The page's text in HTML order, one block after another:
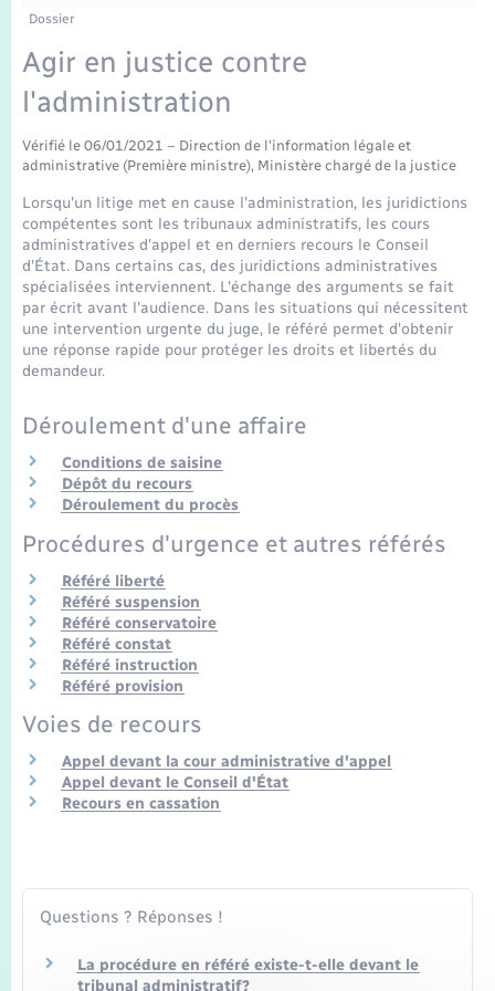
Etat-civil - Papiers - Citoyenneté
Mariage – PACS
Parrainage civil
Recensement
Loisirs
Nouvel habitant
Numérique
Organisation d’événement
Sécurité - Prévention
Seniors
Transports scolaires
Voirie et espace public
Travaux - Autorisation d’occupation de l’espace
Compétences
Plan interactif
Présentation de la commune
Publications
La Communauté de communes
Dossier
Agir en justice contre
l'administration
Vérifié le 06/01/2021 – Direction de l'information légale et
administrative (Première ministre), Ministère chargé de la justice
Lorsqu'un litige met en cause l'administration, les juridictions
compétentes sont les tribunaux administratifs, les cours
administratives d'appel et en derniers recours le Conseil
d'État. Dans certains cas, des juridictions administratives
spécialisées interviennent. L'échange des arguments se fait
par écrit avant l'audience. Dans les situations qui nécessitent
une intervention urgente du juge, le référé permet d'obtenir
une réponse rapide pour protéger les droits et libertés du
demandeur.
Déroulement d'une affaire
Conditions de saisine
Dépôt du recours
Déroulement du procès
Procédures d'urgence et autres référés
Référé liberté
Référé suspension
Référé conservatoire
Référé constat
Référé instruction
Référé provision
Voies de recours
Appel devant la cour administrative d'appel
Appel devant le Conseil d'État
Recours en cassation
Questions ? Réponses !
La procédure en référé existe-t-elle devant le
tribunal administratif?